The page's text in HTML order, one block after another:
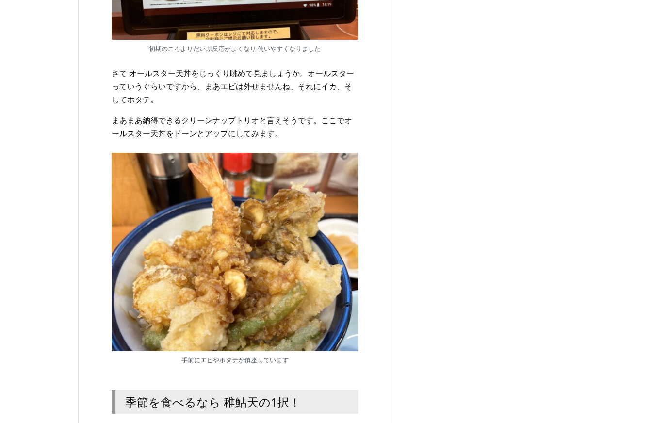
初期のころよりだいぶ反応がよくなり 使いやすくなりました
さて オールスター天丼をじっくり眺めて見ましょうか。オールスター
っていうぐらいですから、まあエビは外せませんね、それにイカ、そ
してホタテ。
まあまあ納得できるクリーンナップトリオと言えそうです。ここでオ
ールスター天丼をドーンとアップにしてみます。
手前にエビやホタテが鎮座しています
季節を食べるなら 稚鮎天の1択！